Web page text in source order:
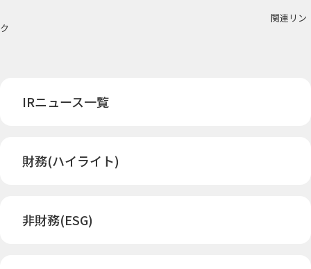
関連リン
ク
IRニュース一覧
財務(ハイライト)
非財務(ESG)